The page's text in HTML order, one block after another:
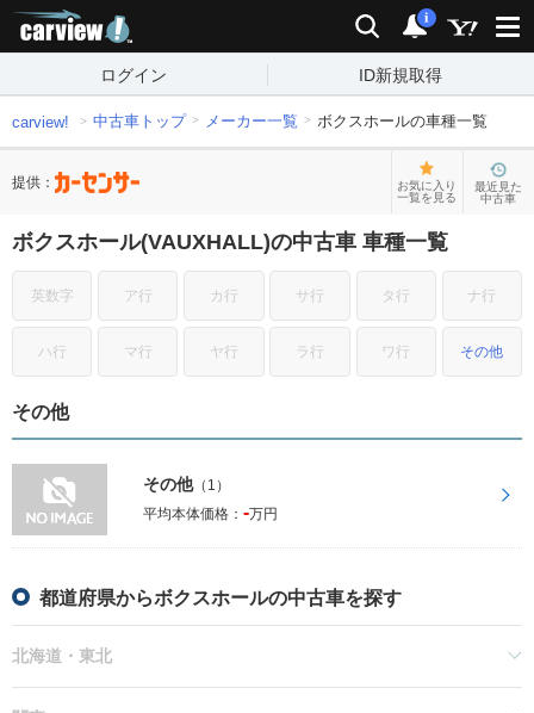
検索 通知
i
ログイン ID新規取得
carview! 中古車トップ メーカー一覧 ボクスホールの車種一覧
提供：
お気に入り
一覧を見る
最近見た
中古車
ボクスホール(VAUXHALL)の中古車 車種一覧
英数字 ア行 カ行 サ行 タ行 ナ行
ハ行 マ行 ヤ行 ラ行 ワ行 その他
その他
その他（1）
平均本体価格： -万円
都道府県からボクスホールの中古車を探す
北海道・東北